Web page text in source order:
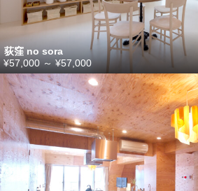
荻窪 no sora
¥57,000～¥57,000